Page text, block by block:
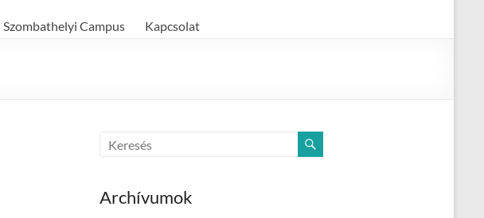
Szombathelyi Campus Kapcsolat
Archívumok